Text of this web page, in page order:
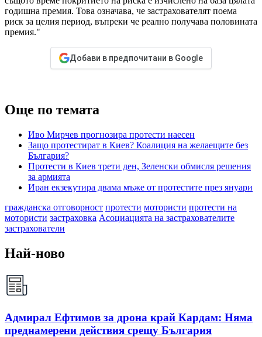
годишна премия. Това означава, че застрахователят поема
риск за целия период, въпреки че реално получава половината
премия."
Добави в предпочитани в Google
Още по темата
Иво Мирчев прогнозира протести наесен
Защо протестират в Киев? Коалиция на желаещите без
България?
Протести в Киев трети ден, Зеленски обмисля решения
за армията
Иран екзекутира двама мъже от протестите през януари
гражданска отговорност протести мотористи протести на
мотористи застраховка Асоциацията на застрахователите
застрахователи
Най-ново
Адмирал Ефтимов за дрона край Кардам: Няма
преднамерени действия срещу България